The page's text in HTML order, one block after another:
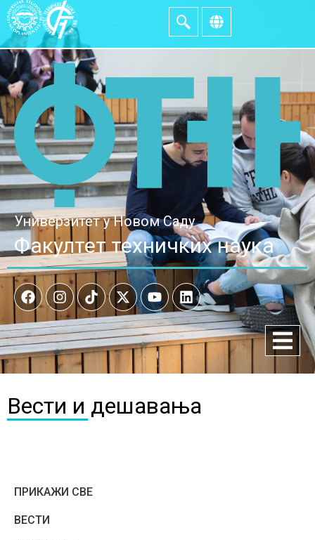
Универзитет у Новом Саду
Факултет техничких наука
Вести и дешавања
ПРИКАЖИ СВЕ
ВЕСТИ